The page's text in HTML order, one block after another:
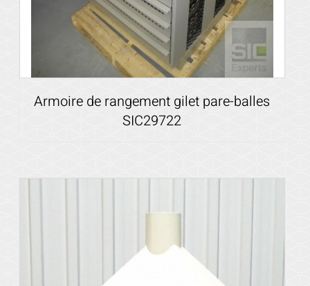
Voir les détails
Armoire de rangement gilet pare-balles
SIC29722